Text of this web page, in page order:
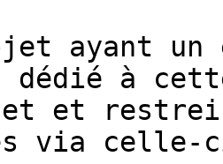
ayant un
dédié à
et
via celle-